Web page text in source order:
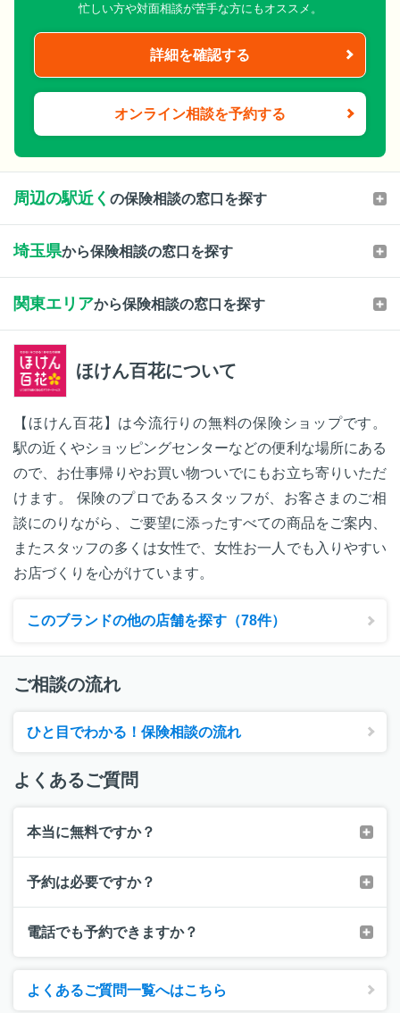
忙しい方や対面相談が苦手な方にもオススメ。
詳細を確認する
オンライン相談を予約する
周辺の駅近く の保険相談の窓口を探す
埼玉県から保険相談の窓口を探す
関東エリアから保険相談の窓口を探す
ほけん百花について
【ほけん百花】は今流行りの無料の保険ショップです。
駅の近くやショッピングセンターなどの便利な場所にある
ので、お仕事帰りやお買い物ついでにもお立ち寄りいただ
けます。 保険のプロであるスタッフが、お客さまのご相
談にのりながら、ご要望に添ったすべての商品をご案内、
またスタッフの多くは女性で、女性お一人でも入りやすい
お店づくりを心がけています。
このブランドの他の店舗を探す（78件）
ご相談の流れ
ひと目でわかる！保険相談の流れ
よくあるご質問
本当に無料ですか？
予約は必要ですか？
電話でも予約できますか？
よくあるご質問一覧へはこちら